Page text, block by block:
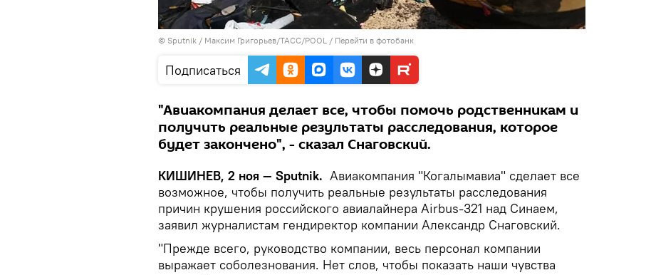
© Sputnik / Максим Григорьев/ТАСС/POOL / Перейти в фотобанк
Подписаться
"Авиакомпания делает все, чтобы помочь родственникам и
получить реальные результаты расследования, которое
будет закончено", - сказал Снаговский.
КИШИНЕВ, 2 ноя — Sputnik. Авиакомпания "Когалымавиа" сделает все
возможное, чтобы получить реальные результаты расследования
причин крушения российского авиалайнера Airbus-321 над Синаем,
заявил журналистам гендиректор компании Александр Снаговский.
"Прежде всего, руководство компании, весь персонал компании
выражает соболезнования. Нет слов, чтобы показать наши чувства